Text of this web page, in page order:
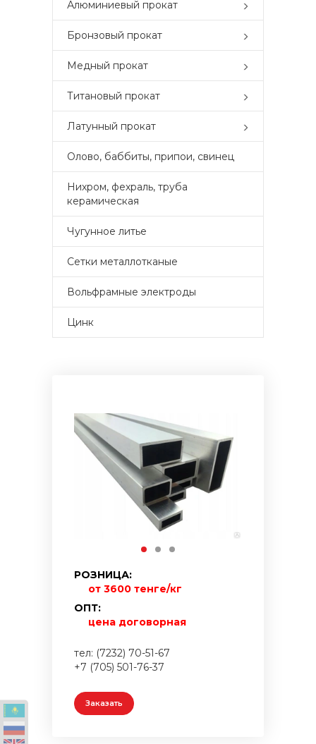
Алюминиевый прокат
Бронзовый прокат
Медный прокат
Титановый прокат
Латунный прокат
Олово, баббиты, припои, свинец
Нихром, фехраль, труба
керамическая
Чугунное литье
Сетки металлотканые
Вольфрамные электроды
Цинк
РОЗНИЦА:
от 3600 тенге/кг
ОПТ:
цена договорная
тел: (7232) 70-51-67
+7 (705) 501-76-37
Заказать